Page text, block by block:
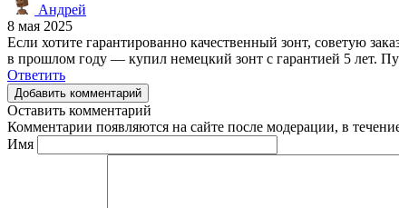
Андрей
8 мая 2025
Если хотите гарантированно качественный зонт, советую
в прошлом году — купил немецкий зонт с гарантией 5 лет.
Ответить
Добавить комментарий
Оставить комментарий
Комментарии появляются на сайте после модерации, в
Имя